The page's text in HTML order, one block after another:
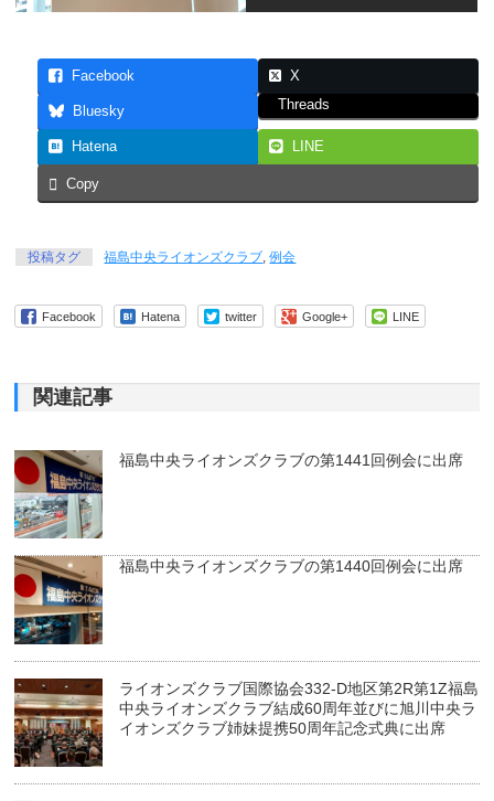
Facebook X
Bluesky Threads
Hatena LINE
Copy
投稿タグ 福島中央ライオンズクラブ,例会
Facebook Hatena twitter Google+ LINE
関連記事
福島中央ライオンズクラブの第1441回例会に出席
福島中央ライオンズクラブの第1440回例会に出席
ライオンズクラブ国際協会332-D地区第2R第1Z福島
中央ライオンズクラブ結成60周年並びに旭川中央ラ
イオンズクラブ姉妹提携50周年記念式典に出席